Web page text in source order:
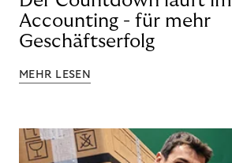
Accounting - für mehr
Geschäftserfolg
MEHR LESEN